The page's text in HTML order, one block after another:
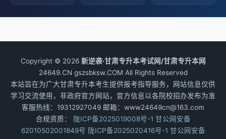
Copyright © 2026 新逆袭·甘肃专升本考试网/甘肃专升本网
24649.CN gszsbksw.COM All Rights Reserved
本站旨在为广大甘肃专升本考生提供报考指导服务，网站信息仅供
学习交流使用，非政府官方网站，官方信息以各院校招办发布为准
客服热线：19312927049 邮箱：www24649cn@163.com
合规资质：
陇ICP备2025019008号-1 甘公网安备
62010502001849号 陇ICP备2025020416号-1 甘公网安备